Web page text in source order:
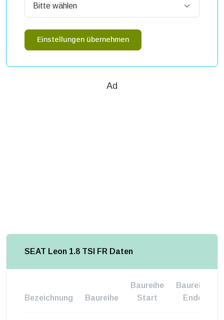
Einstellungen übernehmen
Ad
SEAT Leon 1.8 TSI FR Daten
Bezeichnung Baureihe
Baureihe
Start
Baureihe
Ende